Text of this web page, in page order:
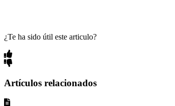
¿Te ha sido útil este articulo?
Artículos relacionados